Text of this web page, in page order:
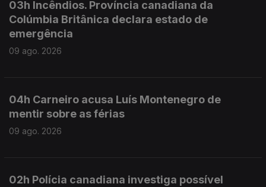
03h Incêndios. Província canadiana da
Colúmbia Britânica declara estado de
emergência
09 ago. 2026
04h Carneiro acusa Luís Montenegro de
mentir sobre as férias
09 ago. 2026
02h Polícia canadiana investiga possível